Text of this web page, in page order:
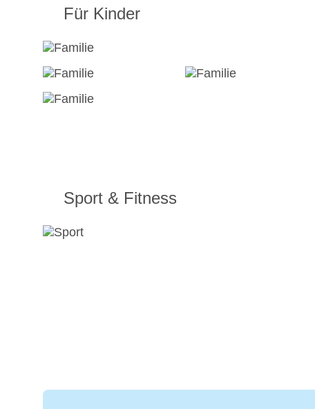
Für Kinder
Sport & Fitness